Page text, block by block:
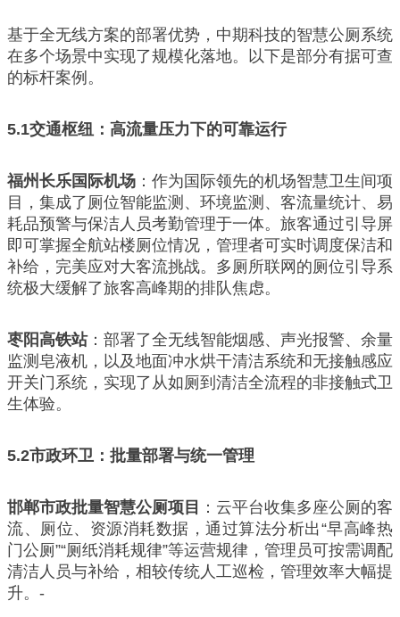
基于全无线方案的部署优势，中期科技的智慧公厕系统
在多个场景中实现了规模化落地。以下是部分有据可查
的标杆案例。
5.1交通枢纽：高流量压力下的可靠运行
福州长乐国际机场 ：作为国际领先的机场智慧卫生间项
目，集成了厕位智能监测、环境监测、客流量统计、易
耗品预警与保洁人员考勤管理于一体。旅客通过引导屏
即可掌握全航站楼厕位情况，管理者可实时调度保洁和
补给，完美应对大客流挑战。多厕所联网的厕位引导系
统极大缓解了旅客高峰期的排队焦虑。
枣阳高铁站：部署了全无线智能烟感、声光报警、余量
监测皂液机，以及地面冲水烘干清洁系统和无接触感应
开关门系统，实现了从如厕到清洁全流程的非接触式卫
生体验。
5.2市政环卫：批量部署与统一管理
邯郸市政批量智慧公厕项目
：云平台收集多座公厕的客
流、厕位、资源消耗数据，通过算法分析出“早高峰热
门公厕”“厕纸消耗规律”等运营规律，管理员可按需调配
清洁人员与补给，相较传统人工巡检，管理效率大幅提
升。-